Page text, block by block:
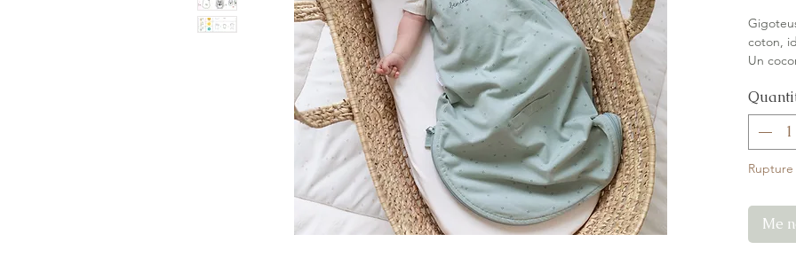
coton,
Un
· Tog
et 27°C
·
léger,
les
·Me